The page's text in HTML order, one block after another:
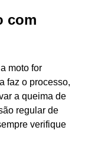
com
moto for
faz o processo,
a queima de
regular de
verifique